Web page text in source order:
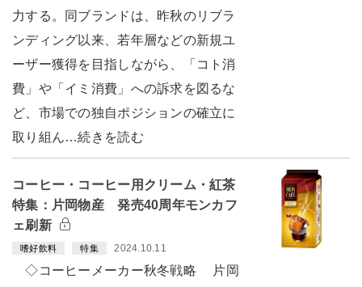
力する。同ブランドは、昨秋のリブラ
ンディング以来、若年層などの新規ユ
ーザー獲得を目指しながら、「コト消
費」や「イミ消費」への訴求を図るな
ど、市場での独自ポジションの確立に
取り組ん…続きを読む
コーヒー・コーヒー用クリーム・紅茶
特集：片岡物産 発売40周年モンカフ
ェ刷新
嗜好飲料 特集 2024.10.11
◇コーヒーメーカー秋冬戦略 片岡